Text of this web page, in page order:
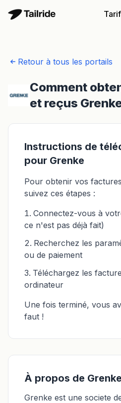
Retour à tous les portails
Comment
et reçus
Instructions de
pour Grenke
Pour obtenir vos
suivez ces étapes :
Connectez-vous à
ce n'est pas déjà fait)
Recherchez les
ou de paiement
Téléchargez les
ordinateur
Une fois terminé, vous
faut !
À propos de Grenke
Grenke est une societe